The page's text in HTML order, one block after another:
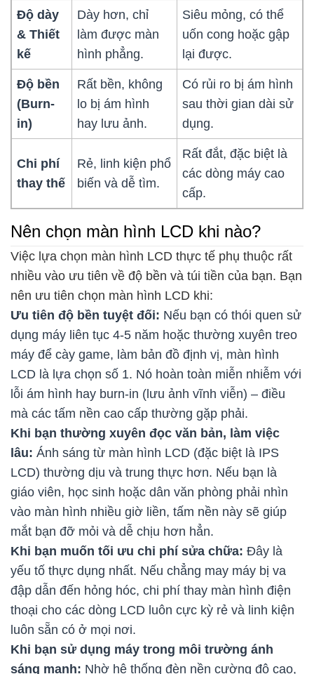
Độ dày
& Thiết
kế
Dày hơn, chỉ
làm được màn
hình phẳng.
Siêu mỏng, có thể
uốn cong hoặc gập
lại được.
Độ bền
(Burn-
in)
Rất bền, không
lo bị ám hình
hay lưu ảnh.
Có rủi ro bị ám hình
sau thời gian dài sử
dụng.
Chi phí
thay thế
Rẻ, linh kiện phổ
biến và dễ tìm.
Rất đắt, đặc biệt là
các dòng máy cao
cấp.
Nên chọn màn hình LCD khi nào?
Việc lựa chọn màn hình LCD thực tế phụ thuộc rất
nhiều vào ưu tiên về độ bền và túi tiền của bạn. Bạn
nên ưu tiên chọn màn hình LCD khi:
Ưu tiên độ bền tuyệt đối: Nếu bạn có thói quen sử
dụng máy liên tục 4-5 năm hoặc thường xuyên treo
máy để cày game, làm bản đồ định vị, màn hình
LCD là lựa chọn số 1. Nó hoàn toàn miễn nhiễm với
lỗi ám hình hay burn-in (lưu ảnh vĩnh viễn) – điều
mà các tấm nền cao cấp thường gặp phải.
Khi bạn thường xuyên đọc văn bản, làm việc
lâu: Ánh sáng từ màn hình LCD (đặc biệt là IPS
LCD) thường dịu và trung thực hơn. Nếu bạn là
giáo viên, học sinh hoặc dân văn phòng phải nhìn
vào màn hình nhiều giờ liền, tấm nền này sẽ giúp
mắt bạn đỡ mỏi và dễ chịu hơn hẳn.
Khi bạn muốn tối ưu chi phí sửa chữa: Đây là
yếu tố thực dụng nhất. Nếu chẳng may máy bị va
đập dẫn đến hỏng hóc, chi phí thay màn hình điện
thoại cho các dòng LCD luôn cực kỳ rẻ và linh kiện
luôn sẵn có ở mọi nơi.
Khi bạn sử dụng máy trong môi trường ánh
sáng mạnh: Nhờ hệ thống đèn nền cường độ cao,